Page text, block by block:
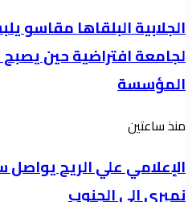
مقاسو
يلبسها
افتراضي
افتراضية
الجلابية البلقاها مقاسو
لجامعة افتراضية حين
المؤسسة
الإعلامي
الريح
منذ ساعتين
الإعلامي علي الريح
نميري الى الجنوب